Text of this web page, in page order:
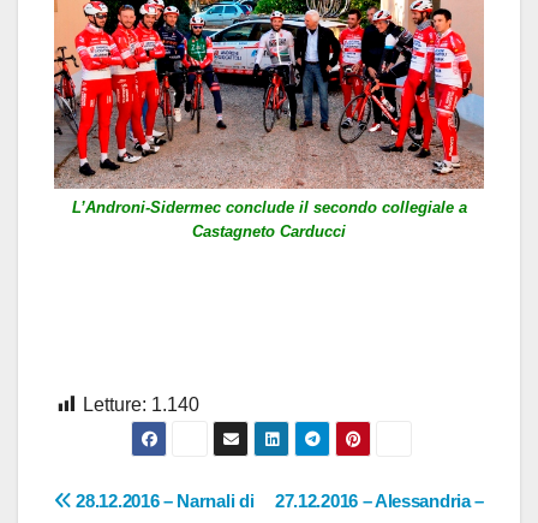
L’Androni-Sidermec conclude il secondo collegiale a
Castagneto Carducci
Letture: 1.140
Navigazione27.12.2016 – Alessandria –
28.12.2016 – Narnali di